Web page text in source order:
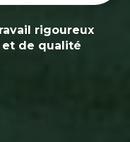
rigoureux
et de qualité